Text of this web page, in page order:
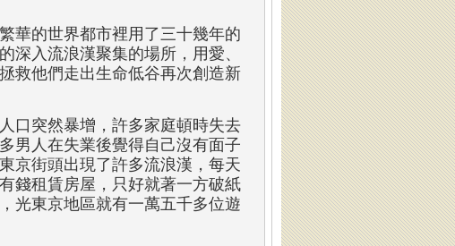
華的世界都市裡用了三十幾年的
深入流浪漢聚集的場所，用愛、
救他們走出生命低谷再次創造新
口突然暴增，許多家庭頓時失去
男人在失業後覺得自己沒有面子
京街頭出現了許多流浪漢，每天
錢租賃房屋，只好就著一方破紙
光東京地區就有一萬五千多位遊